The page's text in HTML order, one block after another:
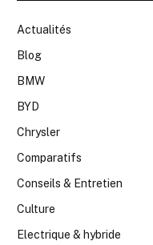
Actualités
Blog
BMW
BYD
Chrysler
Comparatifs
Conseils & Entretien
Culture
Electrique & hybride